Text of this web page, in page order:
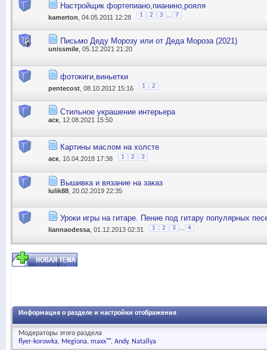
Настройщик фортепиано,пианино,рояля
kamerton , 04.05.2011 12:28 1 2 3 7
Письмо Деду Морозу или от Деда Мороза (2021)
unissmile , 05.12.2021 21:20
фотокиги,виньетки
pentecost , 08.10.2012 15:16 1 2
Стильное украшение интерьера
аск , 12.08.2021 15:50
Картины маслом на холсте
аск , 10.04.2018 17:38 1 2 3
Вышивка и вязание на заказ
lulik88 , 20.02.2019 22:35
Уроки игры на гитаре. Пение под гитару популярных
liannaodessa , 01.12.2013 02:31 1 2 3 4
Информация о разделе и настройки отображения
Модераторы этого раздела
flyer-korowka
Megiona maxx™ Andy Natallya